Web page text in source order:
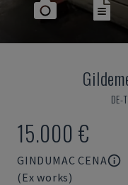
15.000 €
GINDUMAC CENA
(Ex works)